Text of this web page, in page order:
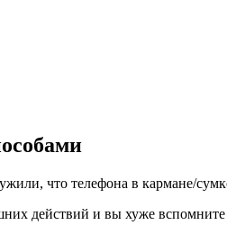
что телефона в кармане/
действий и вы хуже